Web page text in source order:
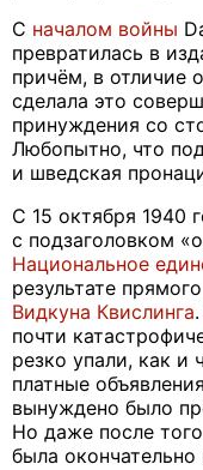
С началом войны
превратилась в
причём, в отличие
сделала это
принуждения со
Любопытно, что
и шведская
С 15 октября 1940
с подзаголовком
Национальное
результате
Видкуна Квислинга
почти
резко упали, как и
платные
вынуждено было
Но даже после
была окончательно